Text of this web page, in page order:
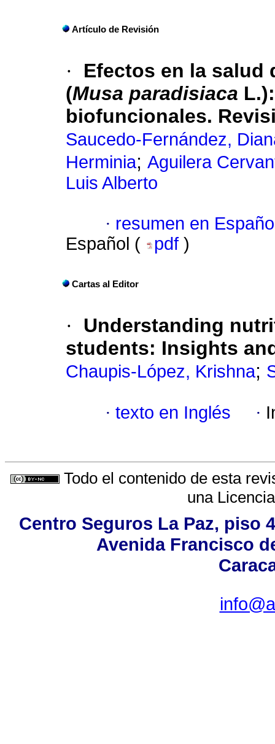
Artículo de Revisión
·
Efectos en la salud
(Musa paradisiaca
biofuncionales.
Saucedo-Fernández,
Herminia; Aguilera
Luis Alberto
· resumen en
Español (
pdf )
Cartas al Editor
·
Understanding
students: Insights
Chaupis-López, Krishna;
· texto en Inglés ·
Todo el contenido de esta
una
Centro Seguros La Paz, piso
Avenida Francisco